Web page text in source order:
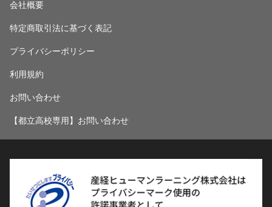
会社概要
特定商取引法に基づく表記
プライバシーポリシー
利用規約
お問い合わせ
【都立高校専用】お問い合わせ